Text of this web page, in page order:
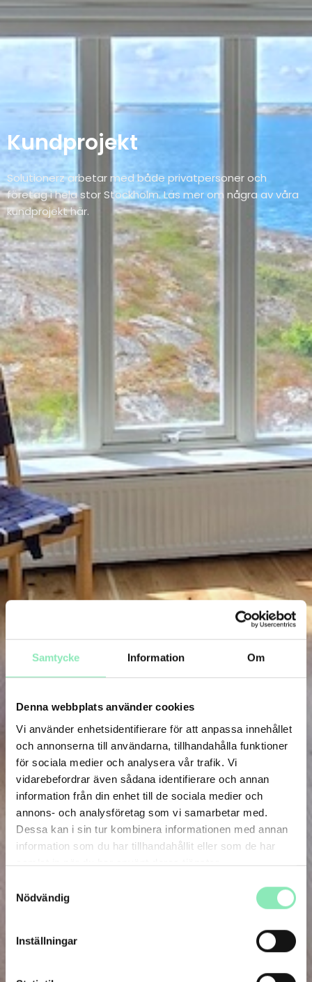
Samtycke Information Om
Denna webbplats använder cookies
Vi använder enhetsidentifierare för att anpassa innehållet
och annonserna till användarna, tillhandahålla funktioner
för sociala medier och analysera vår trafik. Vi
vidarebefordrar även sådana identifierare och annan
information från din enhet till de sociala medier och
annons- och analysföretag som vi samarbetar med.
Dessa kan i sin tur kombinera informationen med annan
information som du har tillhandahållit eller som de har
samlat in när du har använt deras tjänster.
Nödvändig
Inställningar
Kundprojekt
Solutionerz arbetar med både privatpersoner och
företag i hela stor Stockholm. Läs mer om några av våra
kundprojekt här.